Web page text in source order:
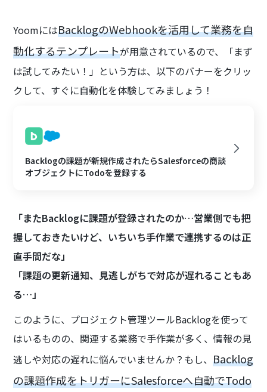
YoomにはBacklogのWebhookを活用して業務を自
動化するテンプレートが用意されているので、「まず
は試してみたい！」という方は、以下のバナーをクリッ
クして、すぐに自動化を体験してみましょう！
Backlogの課題が新規作成されたらSalesforceの商談
オブジェクトにTodoを登録する
「またBacklogに課題が登録されたのか…営業側でも把
握しておきたいけど、いちいち手作業で連携するのは正
直手間だな」
「課題の更新通知、見逃しがちで対応が遅れることもあ
る…」
このように、プロジェクト管理ツールBacklogを使って
はいるものの、関連する業務で手作業が多く、情報の見
逃しや対応の遅れに悩んでいませんか？もし、Backlog
の課題作成をトリガーにSalesforceへ自動でTodo